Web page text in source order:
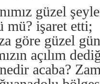
güzel
mü? işaret etti;
göre güzel
açılım
acaba?